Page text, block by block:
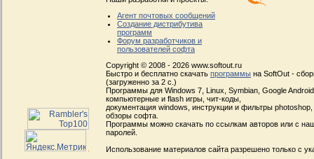
Агент почтовых сообщений
Создание дистрибутива
программ
Форум разработчиков и
пользователей софта
Copyright © 2008 - 2026 www.softout.ru
Быстро и бесплатно скачать программы на SoftOut -
(загруженно за 2 с.)
Программы для Windows 7, Linux, Symbian, Google
компьютерные и flash игры, чит-коды,
документация windows, инструкции и фильтры
обзоры софта.
Программы можно скачать по ссылкам авторов или с
паролей.
Использование материалов сайта разрешено только с